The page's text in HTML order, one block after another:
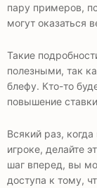
пару примеров,
могут оказаться
Такие
полезными, так
блефу. Кто-то
повышение
Всякий раз,
игроке, делайте
шаг вперед, вы
доступа к тому,